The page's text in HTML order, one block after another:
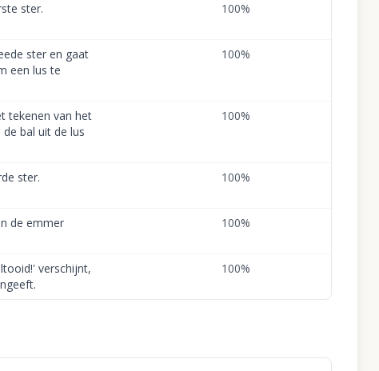
ster. 100%
ster en gaat
een lus te
100%
tekenen van het
bal uit de lus
100%
ster. 100%
de emmer
100%
verschijnt,
100%